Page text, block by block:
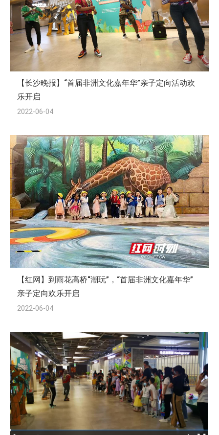
【长沙晚报】“首届非洲文化嘉年华”亲子定向活动欢
乐开启
2022-06-04
【红网】到雨花高桥“潮玩”，“首届非洲文化嘉年华”
亲子定向欢乐开启
2022-06-04